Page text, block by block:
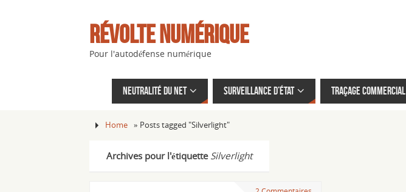
Révolte Numérique
Pour l'autodéfense numérique
Neutralité du net Surveillance d’État Traçage commercial
Home » Posts tagged "Silverlight"
Archives pour l'étiquetteSilverlight